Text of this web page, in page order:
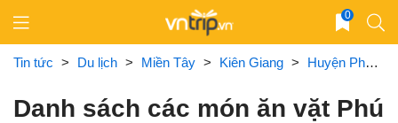
content
0
Tin tức > Du lịch > Miền Tây > Kiên Giang > Huyện Phú Quốc
Danh sách các món ăn vặt Phú